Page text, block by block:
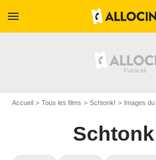
menu
Accueil Tous les films Schtonk! Images